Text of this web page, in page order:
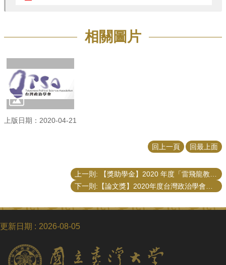
相關圖片
上版日期：2020-04-21
回上一頁 回最上面
上一則: 【獎助學金】2020 年度「雷飛龍教授獎學金」獎助學金
下一則:【論文獎】2020年度台灣政治學會年度博碩士論文獎
更新日期 2026-08-05